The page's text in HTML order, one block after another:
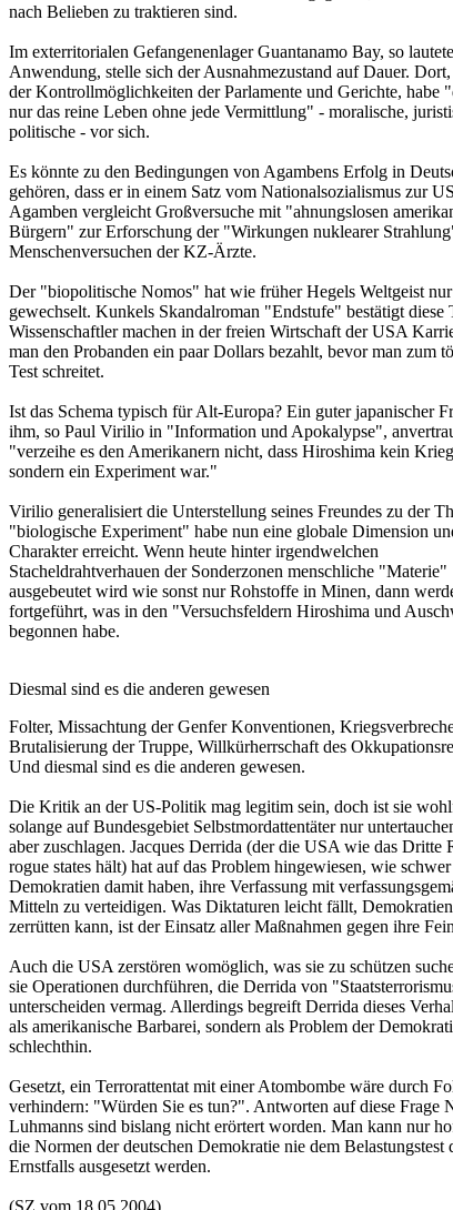
nach Belieben zu traktieren sind.
Im exterritorialen Gefangenenlager Guantanamo Bay, so
Anwendung, stelle sich der Ausnahmezustand auf Dauer.
der Kontrollmöglichkeiten der Parlamente und Gerichte, habe
nur das reine Leben ohne jede Vermittlung" - moralische,
politische - vor sich.
Es könnte zu den Bedingungen von Agambens Erfolg in
gehören, dass er in einem Satz vom Nationalsozialismus zur
Agamben vergleicht Großversuche mit "ahnungslosen
Bürgern" zur Erforschung der "Wirkungen nuklearer
Menschenversuchen der KZ-Ärzte.
Der "biopolitische Nomos" hat wie früher Hegels Weltgeist
gewechselt. Kunkels Skandalroman "Endstufe" bestätigt diese
Wissenschaftler machen in der freien Wirtschaft der USA
man den Probanden ein paar Dollars bezahlt, bevor man zum
Test schreitet.
Ist das Schema typisch für Alt-Europa? Ein guter japanischer
ihm, so Paul Virilio in "Information und Apokalypse",
"verzeihe es den Amerikanern nicht, dass Hiroshima kein
sondern ein Experiment war."
Virilio generalisiert die Unterstellung seines Freundes zu der
"biologische Experiment" habe nun eine globale Dimension
Charakter erreicht. Wenn heute hinter irgendwelchen
Stacheldrahtverhauen der Sonderzonen menschliche "Materie"
ausgebeutet wird wie sonst nur Rohstoffe in Minen, dann
fortgeführt, was in den "Versuchsfeldern Hiroshima und
begonnen habe.
Diesmal sind es die anderen gewesen
Folter, Missachtung der Genfer Konventionen,
Brutalisierung der Truppe, Willkürherrschaft des
Und diesmal sind es die anderen gewesen.
Die Kritik an der US-Politik mag legitim sein, doch ist sie
solange auf Bundesgebiet Selbstmordattentäter nur
aber zuschlagen. Jacques Derrida (der die USA wie das Dritte
rogue states hält) hat auf das Problem hingewiesen, wie schwer
Demokratien damit haben, ihre Verfassung mit
Mitteln zu verteidigen. Was Diktaturen leicht fällt,
zerrütten kann, ist der Einsatz aller Maßnahmen gegen ihre
Auch die USA zerstören womöglich, was sie zu schützen
sie Operationen durchführen, die Derrida von
unterscheiden vermag. Allerdings begreift Derrida dieses
als amerikanische Barbarei, sondern als Problem der
schlechthin.
Gesetzt, ein Terrorattentat mit einer Atombombe wäre durch
verhindern: "Würden Sie es tun?". Antworten auf diese Frage
Luhmanns sind bislang nicht erörtert worden. Man kann nur
die Normen der deutschen Demokratie nie dem Belastungstest
Ernstfalls ausgesetzt werden.
(SZ vom 18.05.2004)